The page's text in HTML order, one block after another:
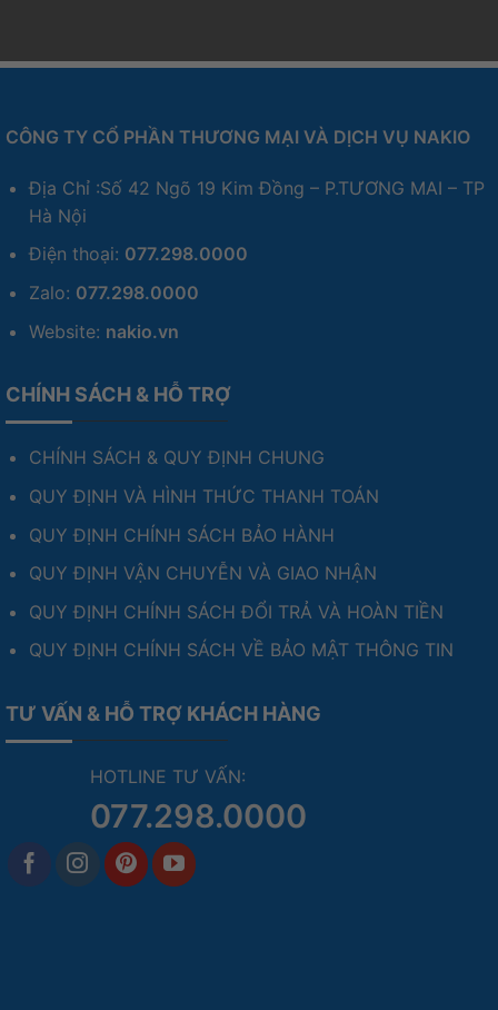
CÔNG TY CỔ PHẦN THƯƠNG MẠI VÀ DỊCH VỤ NAKIO
Địa Chỉ :Số 42 Ngõ 19 Kim Đồng – P.TƯƠNG MAI – TP
Hà Nội
Điện thoại: 077.298.0000
Zalo: 077.298.0000
Website: nakio.vn
CHÍNH SÁCH & HỖ TRỢ
CHÍNH SÁCH & QUY ĐỊNH CHUNG
QUY ĐỊNH VÀ HÌNH THỨC THANH TOÁN
QUY ĐỊNH CHÍNH SÁCH BẢO HÀNH
QUY ĐỊNH VẬN CHUYỄN VÀ GIAO NHẬN
QUY ĐỊNH CHÍNH SÁCH ĐỔI TRẢ VÀ HOÀN TIỀN
QUY ĐỊNH CHÍNH SÁCH VỀ BẢO MẬT THÔNG TIN
TƯ VẤN & HỖ TRỢ KHÁCH HÀNG
HOTLINE TƯ VẤN:
077.298.0000